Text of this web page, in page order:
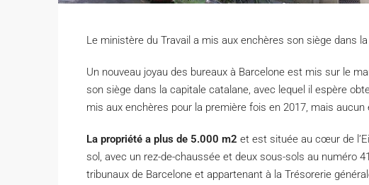
Le ministère du Travail a mis aux enchères son siège dans
Un nouveau joyau des bureaux à Barcelone est mis sur le
son siège dans la capitale catalane, avec lequel il espère
mis aux enchères pour la première fois en 2017, mais aucun
La propriété a plus de 5.000 m2 et est située au cœur de
sol, avec un rez-de-chaussée et deux sous-sols au numéro
tribunaux de Barcelone et appartenant à la Trésorerie